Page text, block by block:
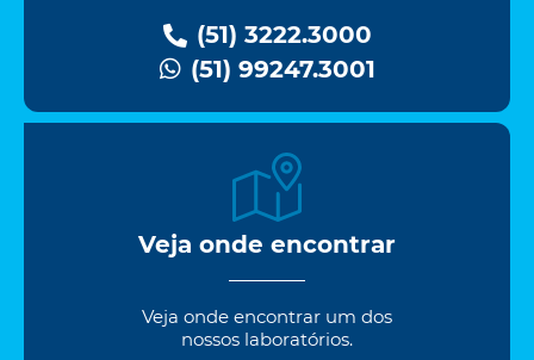
(51) 3222.3000
(51) 99247.3001
Veja onde encontrar
Veja onde encontrar um dos
nossos laboratórios.